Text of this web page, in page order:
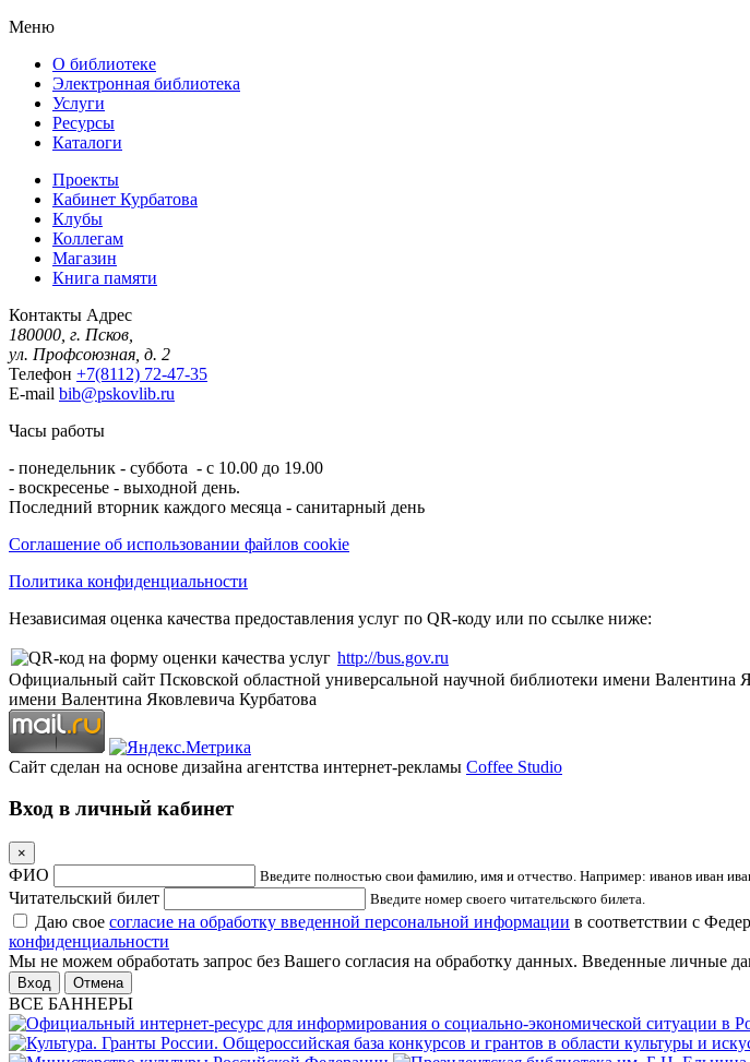
Меню
О библиотеке
Электронная библиотека
Услуги
Ресурсы
Каталоги
Проекты
Кабинет Курбатова
Клубы
Коллегам
Магазин
Книга памяти
Контакты Адрес
180000, г. Псков,
ул. Профсоюзная, д. 2
Телефон +7(8112) 72-47-35
E-mail bib@pskovlib.ru
Часы работы
- понедельник - суббота - с 10.00 до 19.00
- воскресенье - выходной день.
Последний вторник каждого месяца - санитарный день
Соглашение об использовании файлов cookie
Политика конфиденциальности
Независимая оценка качества предоставления услуг по QR-коду или по ссылке ниже:
http://bus.gov.ru
Официальный сайт Псковской областной универсальной научной библиотеки имени Валентина
имени Валентина Яковлевича Курбатова
Сайт сделан на основе дизайна агентства интернет-рекламы Coffee Studio
Вход в личный кабинет
×
ФИО Введите полностью свои фамилию, имя и отчество. Например: иванов иван
Читательский билет Введите номер своего читательского билета.
Даю свое согласие на обработку введенной персональной информации в соответствии с
конфиденциальности
Мы не можем обработать запрос без Вашего согласия на обработку данных. Введенные личные
Отмена
ВСЕ БАННЕРЫ